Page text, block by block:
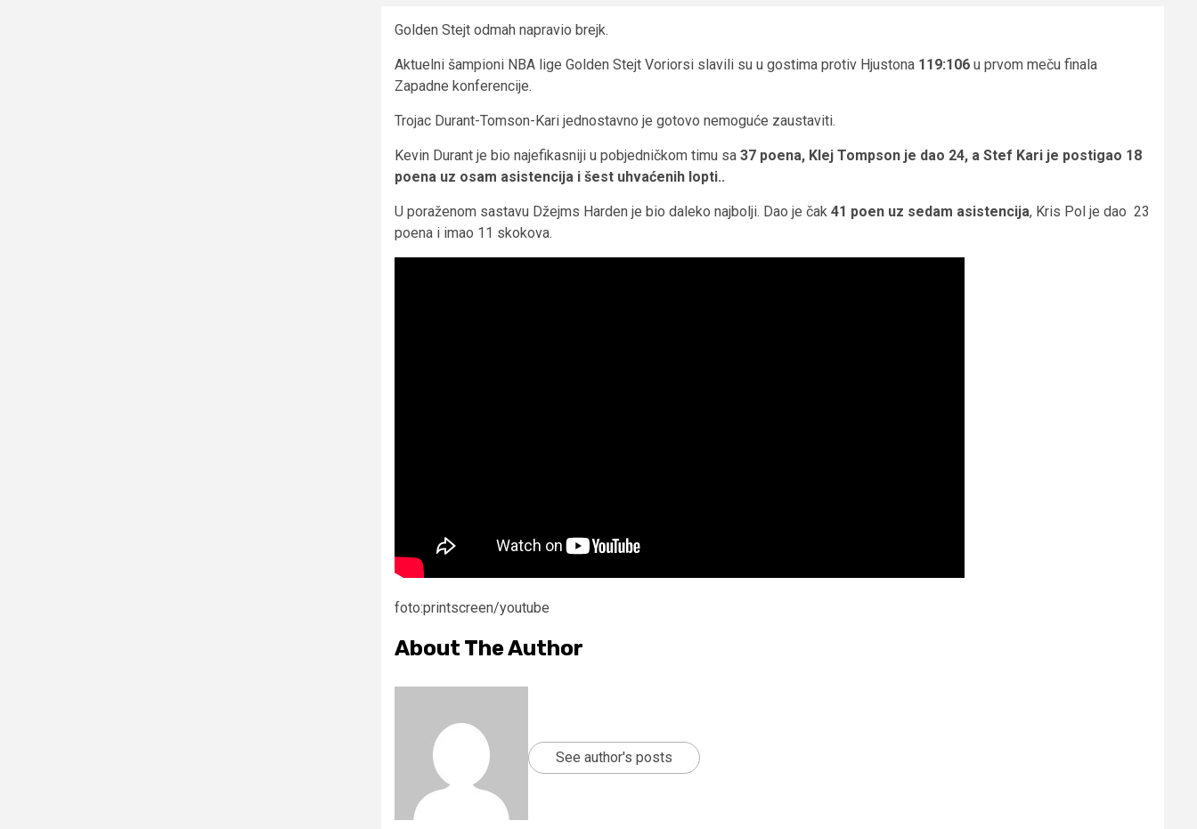
Golden Stejt odmah napravio brejk.
Aktuelni šampioni NBA lige Golden Stejt Voriorsi slavili su u gostima protiv Hjustona 119:106 u prvom meču finala
Zapadne konferencije.
Trojac Durant-Tomson-Kari jednostavno je gotovo nemoguće zaustaviti.
Kevin Durant je bio najefikasniji u pobjedničkom timu sa 37 poena, Klej Tompson je dao 24, a Stef Kari je postigao 18
poena uz osam asistencija i šest uhvaćenih lopti..
U poraženom sastavu Džejms Harden je bio daleko najbolji. Dao je čak 41 poen uz sedam asistencija, Kris Pol je dao 23
poena i imao 11 skokova.
foto:printscreen/youtube
About The Author
See author's posts